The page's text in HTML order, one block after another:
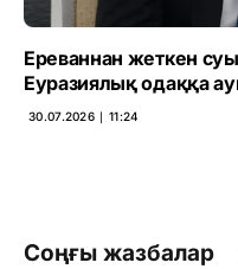
Ереваннан жеткен
Еуразиялық одаққа
30.07.2026 ∣ 11:24
Соңғы жазбалар